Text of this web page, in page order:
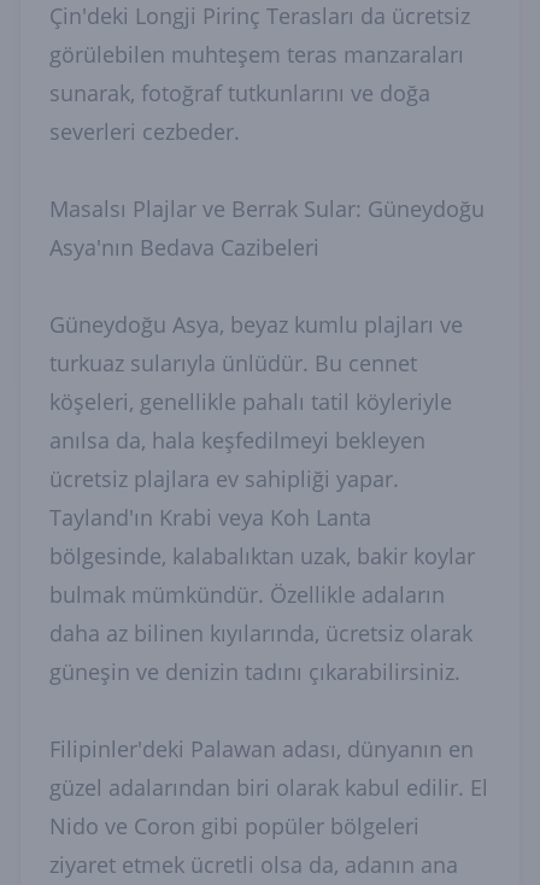
Çin'deki Longji Pirinç Terasları da ücretsiz
görülebilen muhteşem teras manzaraları
sunarak, fotoğraf tutkunlarını ve doğa
severleri cezbeder.
Masalsı Plajlar ve Berrak Sular: Güneydoğu
Asya'nın Bedava Cazibeleri
Güneydoğu Asya, beyaz kumlu plajları ve
turkuaz sularıyla ünlüdür. Bu cennet
köşeleri, genellikle pahalı tatil köyleriyle
anılsa da, hala keşfedilmeyi bekleyen
ücretsiz plajlara ev sahipliği yapar.
Tayland'ın Krabi veya Koh Lanta
bölgesinde, kalabalıktan uzak, bakir koylar
bulmak mümkündür. Özellikle adaların
daha az bilinen kıyılarında, ücretsiz olarak
güneşin ve denizin tadını çıkarabilirsiniz.
Filipinler'deki Palawan adası, dünyanın en
güzel adalarından biri olarak kabul edilir. El
Nido ve Coron gibi popüler bölgeleri
ziyaret etmek ücretli olsa da, adanın ana